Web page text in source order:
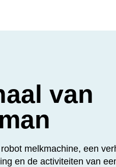
van
melkmachine, een
en de activiteiten van